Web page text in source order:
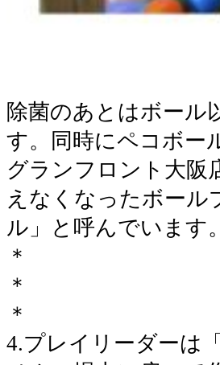
除菌のあとはボール
す。同時にペコボー
グランフロント大阪
えなくなったボール
ル」と呼んでいます。
＊
＊
＊
4.プレイリーダーは